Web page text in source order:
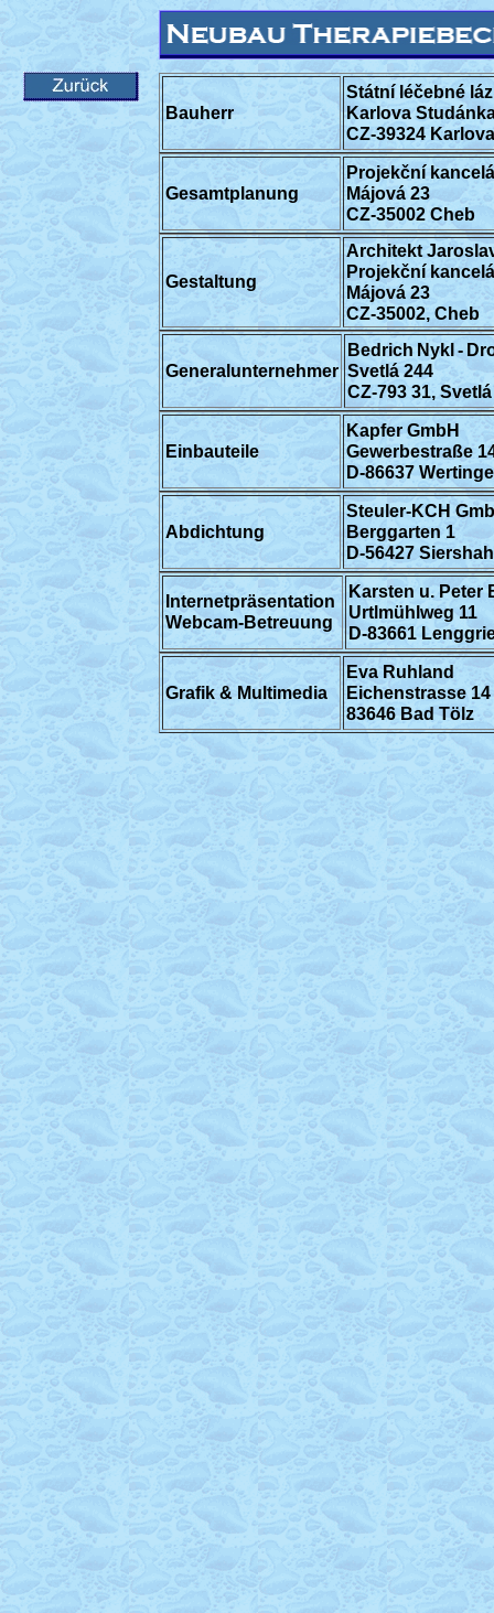
Bauherr
Státní léčebné
Karlova
CZ-39324
Gesamtplanung
Projekční
Májová 23
CZ-35002 Cheb
Gestaltung
Architekt
Projekční
Májová 23
CZ-35002, Cheb
Generalunternehmer
Bedrich Nykl -
Svetlá 244
CZ-793 31,
Einbauteile
Kapfer GmbH
Gewerbestraße
D-86637
Abdichtung
Steuler-KCH
Berggarten 1
D-56427
Internetpräsentation
Webcam-Betreuung
Karsten u. Peter
Urtlmühlweg 11
D-83661
Grafik & Multimedia
Eva Ruhland
Eichenstrasse 14
83646 Bad Tölz